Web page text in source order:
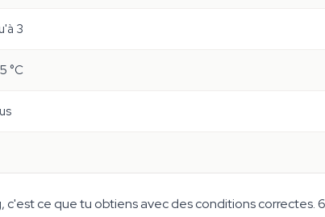
3
°C
ce que tu obtiens avec des conditions